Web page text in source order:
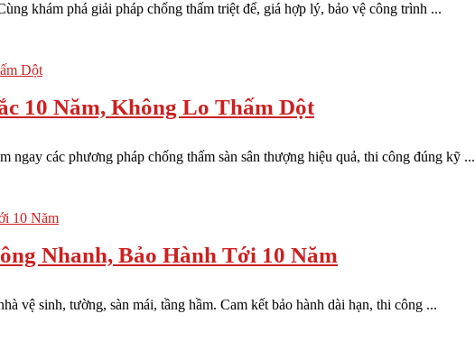
khám phá giải pháp chống thấm triệt để, giá hợp lý, bảo vệ công trình ...
10 Năm, Không Lo Thấm Dột
các phương pháp chống thấm sàn sân thượng hiệu quả, thi công đúng kỹ ...
Nhanh, Bảo Hành Tới 10 Năm
vệ sinh, tường, sàn mái, tầng hầm. Cam kết bảo hành dài hạn, thi công ...